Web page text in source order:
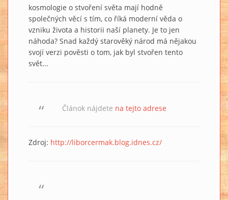
kosmologie o stvoření světa mají hodně
společných věcí s tím, co říká moderní věda o
vzniku života a historii naší planety. Je to jen
náhoda? Snad každý starověký národ má nějakou
svojí verzi pověsti o tom, jak byl stvořen tento
svět...
Článok nájdete na tejto adrese
Zdroj: http://liborcermak.blog.idnes.cz/